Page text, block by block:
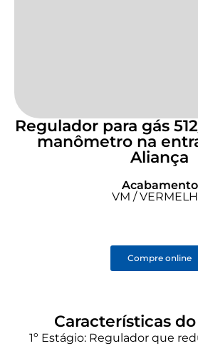
Regulador para gás
manômetro na
Aliança
Acabamento
VM /
Compre online
Características
1º Estágio: Regulador que